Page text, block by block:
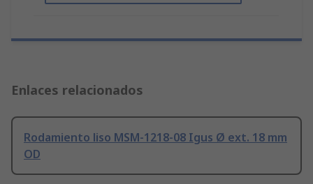
Enlaces relacionados
Rodamiento liso MSM-1218-08 Igus Ø ext. 18 mm
OD